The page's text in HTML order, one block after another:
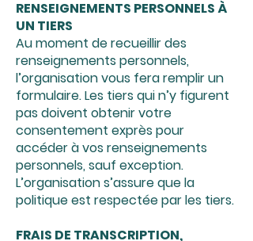
RENSEIGNEMENTS PERSONNELS À
UN TIERS
Au moment de recueillir des
renseignements personnels,
l’organisation vous fera remplir un
formulaire. Les tiers qui n’y figurent
pas doivent obtenir votre
consentement exprès pour
accéder à vos renseignements
personnels, sauf exception.
L’organisation s’assure que la
politique est respectée par les tiers.
FRAIS DE TRANSCRIPTION,